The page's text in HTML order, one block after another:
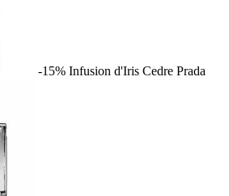
-15% Infusion d'Iris Cedre Prada